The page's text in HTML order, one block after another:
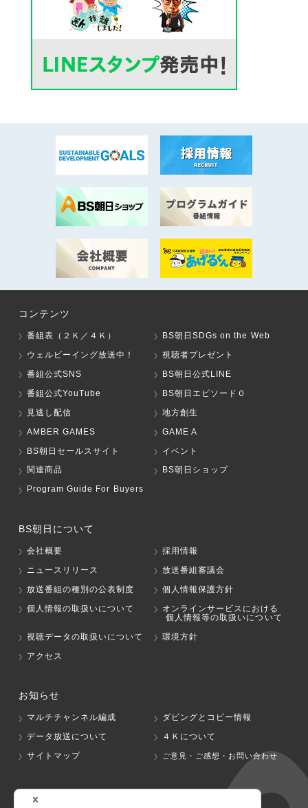
コンテンツ
番組表（２Ｋ／４Ｋ）
BS朝日SDGs on the Web
ウェルビーイング放送中！
視聴者プレゼント
番組公式SNS
BS朝日公式LINE
番組公式YouTube
BS朝日エピソード０
見逃し配信
地方創生
AMBER GAMES
GAME A
BS朝日セールスサイト
イベント
関連商品
BS朝日ショップ
Program Guide For Buyers
BS朝日について
会社概要
採用情報
ニュースリリース
放送番組審議会
放送番組の種別の公表制度
個人情報保護方針
個人情報の取扱いについて
オンラインサービスにおける
個人情報等の取扱いについて
視聴データの取扱いについて
環境方針
アクセス
お知らせ
マルチチャンネル編成
ダビングとコピー情報
データ放送について
４Ｋについて
サイトマップ
ご意見・ご感想・お問い合わせ
グループ会社